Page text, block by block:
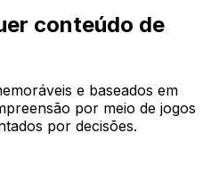
conteúdo de
e baseados em
por meio de jogos
por decisões.